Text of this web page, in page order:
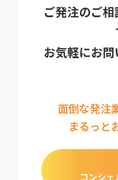
ご発注のご
お気軽にお問
面倒な発注
まるっと
コンシェ